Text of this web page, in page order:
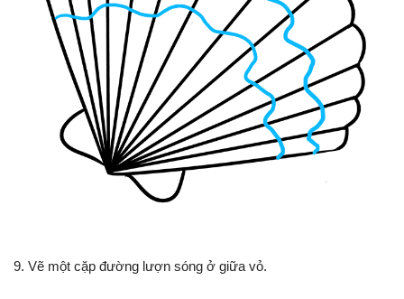
9. Vẽ một cặp đường lượn sóng ở giữa vỏ.